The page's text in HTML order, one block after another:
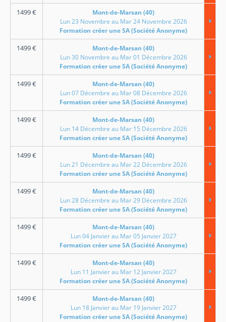
1499€
Mont-de-Marsan (40)
Lun 23 Novembre au Mar 24 Novembre 2026
Formation créer une SA (Société Anonyme)
1499€
Mont-de-Marsan (40)
Lun 30 Novembre au Mar 01 Décembre 2026
Formation créer une SA (Société Anonyme)
1499€
Mont-de-Marsan (40)
Lun 07 Décembre au Mar 08 Décembre 2026
Formation créer une SA (Société Anonyme)
1499€
Mont-de-Marsan (40)
Lun 14 Décembre au Mar 15 Décembre 2026
Formation créer une SA (Société Anonyme)
1499€
Mont-de-Marsan (40)
Lun 21 Décembre au Mar 22 Décembre 2026
Formation créer une SA (Société Anonyme)
1499€
Mont-de-Marsan (40)
Lun 28 Décembre au Mar 29 Décembre 2026
Formation créer une SA (Société Anonyme)
1499€
Mont-de-Marsan (40)
Lun 04 Janvier au Mar 05 Janvier 2027
Formation créer une SA (Société Anonyme)
1499€
Mont-de-Marsan (40)
Lun 11 Janvier au Mar 12 Janvier 2027
Formation créer une SA (Société Anonyme)
1499€
Mont-de-Marsan (40)
Lun 18 Janvier au Mar 19 Janvier 2027
Formation créer une SA (Société Anonyme)